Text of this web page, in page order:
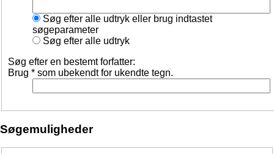
Søg efter alle udtryk eller brug indtastet
søgeparameter
Søg efter alle udtryk
Søg efter en bestemt forfatter:
Brug * som ubekendt for ukendte tegn.
Søgemuligheder